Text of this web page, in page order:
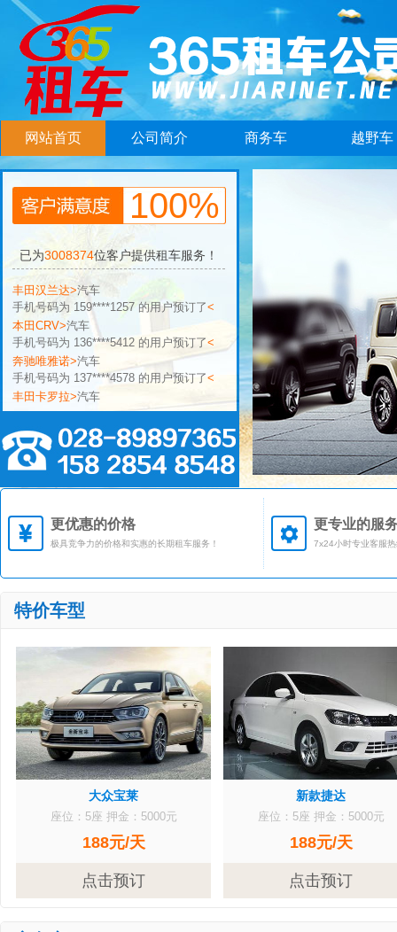
网站首页 公司简介 商务车 越野车
100%
已为3008374位客户提供租车服务！
手机号码为 136****5412 的用户预订了<
奔驰唯雅诺>汽车
手机号码为 137****4578 的用户预订了 <
丰田卡罗拉>汽车
手机号码为 158****9176 的用户预订了<
大众途观>
手机号码为 137****9273 的用户预订了
<
丰田汉兰达> 汽车
手机号码为 159****1257 的用户预订了
本田CRV> 汽车
手机号码为 136****5412 的用户预订了
奔驰唯雅诺> 汽车
手机号码为 137****4578 的用户预订了
丰田卡罗拉> 汽车
手机号码为 158****9176 的用户预订了<
手机号码为 137****9273 的用户预订了<
丰田汉兰达>汽车
手机号码为 159****1257 的用户预订了
<
更优惠的价格
极具竞争力的价格和实惠的长期租车服务！
更专业的服
7x24小时专业客服
特价车型
大众宝莱
座位：5座 押金：5000元
188元/天
点击预订
新款捷达
座位：5座 押金：5000元
188元/天
点击预订